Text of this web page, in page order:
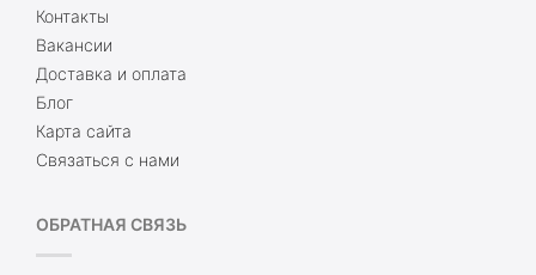
Контакты
Вакансии
Доставка и оплата
Блог
Карта сайта
Связаться с нами
ОБРАТНАЯ СВЯЗЬ